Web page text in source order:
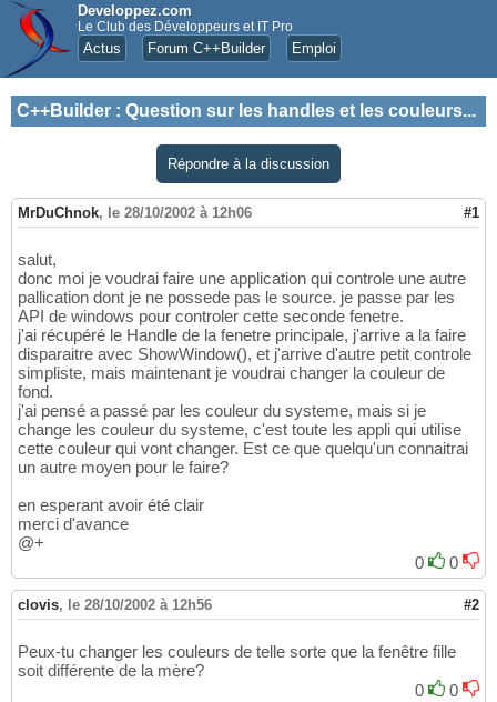
Developpez.com
Le Club des Développeurs et IT Pro
Actus Forum C++Builder Emploi
C++Builder : Question sur les handles et les couleurs...
Répondre à la discussion
MrDuChnok, le 28/10/2002 à 12h06 #1
salut,
donc moi je voudrai faire une application qui controle une autre
pallication dont je ne possede pas le source. je passe par les
API de windows pour controler cette seconde fenetre.
j'ai récupéré le Handle de la fenetre principale, j'arrive a la faire
disparaitre avec ShowWindow(), et j'arrive d'autre petit controle
simpliste, mais maintenant je voudrai changer la couleur de
fond.
j'ai pensé a passé par les couleur du systeme, mais si je
change les couleur du systeme, c'est toute les appli qui utilise
cette couleur qui vont changer. Est ce que quelqu'un connaitrai
un autre moyen pour le faire?
en esperant avoir été clair
merci d'avance
@+
0
0
clovis, le 28/10/2002 à 12h56 #2
Peux-tu changer les couleurs de telle sorte que la fenêtre fille
soit différente de la mère?
0
0